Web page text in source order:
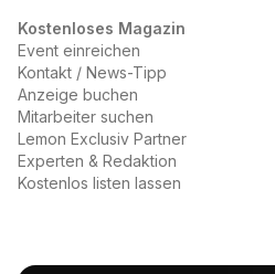
Kostenloses Magazin
Event einreichen
Kontakt / News-Tipp
Anzeige buchen
Mitarbeiter suchen
Lemon Exclusiv Partner
Experten & Redaktion
Kostenlos listen lassen